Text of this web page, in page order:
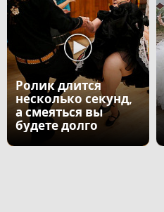
Ролик длится
несколько секунд,
а смеяться вы
будете долго